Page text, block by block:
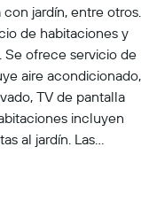
jardín, entre otros.
de habitaciones y
Se ofrece servicio de
aire acondicionado,
TV de pantalla
incluyen
al jardín. Las
puntos de interés
y Cesme Anfi